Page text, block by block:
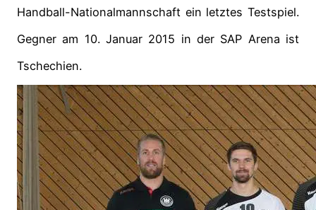
Handball-Nationalmannschaft ein letztes Testspiel.
Gegner am 10. Januar 2015 in der SAP Arena ist
Tschechien.